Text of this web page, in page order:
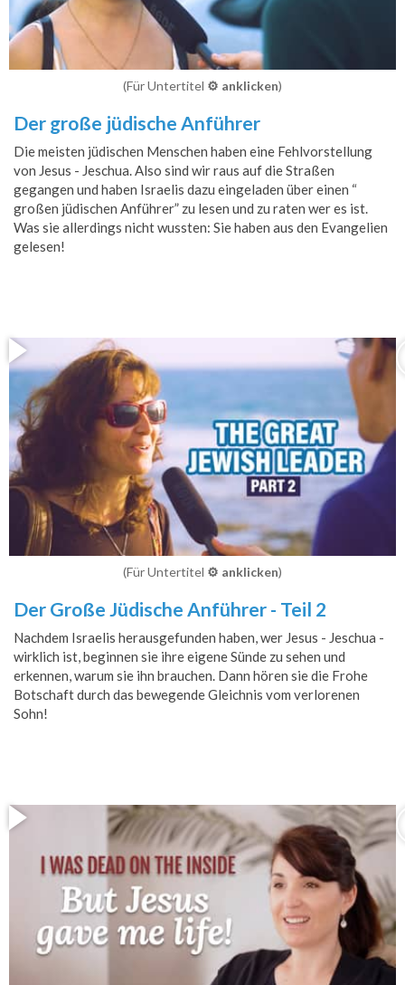
(Für Untertitel ⚙️ anklicken)
Der große jüdische Anführer
Die meisten jüdischen Menschen haben eine Fehlvorstellung
von Jesus - Jeschua. Also sind wir raus auf die Straßen
gegangen und haben Israelis dazu eingeladen über einen “
großen jüdischen Anführer” zu lesen und zu raten wer es ist.
Was sie allerdings nicht wussten: Sie haben aus den Evangelien
gelesen!
(Für Untertitel ⚙️ anklicken)
Der Große Jüdische Anführer - Teil 2
Nachdem Israelis herausgefunden haben, wer Jesus - Jeschua -
wirklich ist, beginnen sie ihre eigene Sünde zu sehen und
erkennen, warum sie ihn brauchen. Dann hören sie die Frohe
Botschaft durch das bewegende Gleichnis vom verlorenen
Sohn!